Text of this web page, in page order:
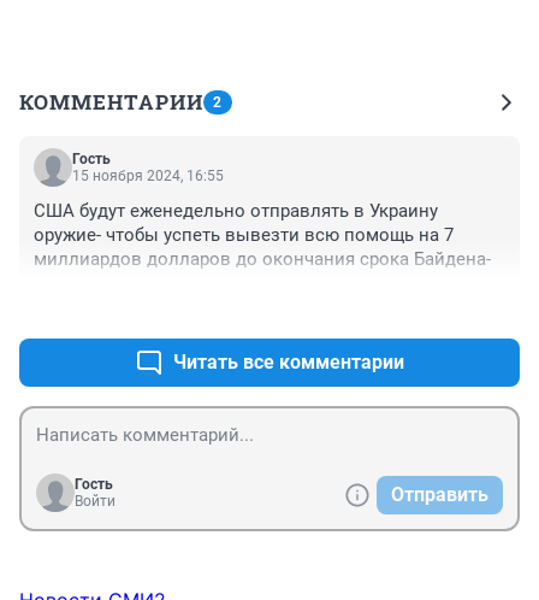
КОММЕНТАРИИ 2
Гость
15 ноября 2024, 16:55
США будут еженедельно отправлять в Украину
оружие- чтобы успеть вывезти всю помощь на 7
миллиардов долларов до окончания срока Байдена-
Читать все комментарии
Гость
Войти
Отправить